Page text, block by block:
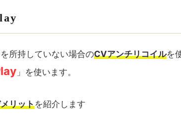
所持していない場合のCVアンチリコイルを
」を使います。
リットを紹介します